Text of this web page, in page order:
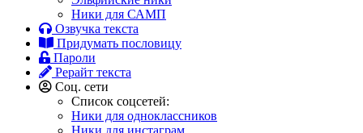
Ники для САМП
Озвучка текста
Придумать пословицу
Пароли
Рерайт текста
Соц. сети
Список соцсетей:
Ники для одноклассников
Ники для инстаграм